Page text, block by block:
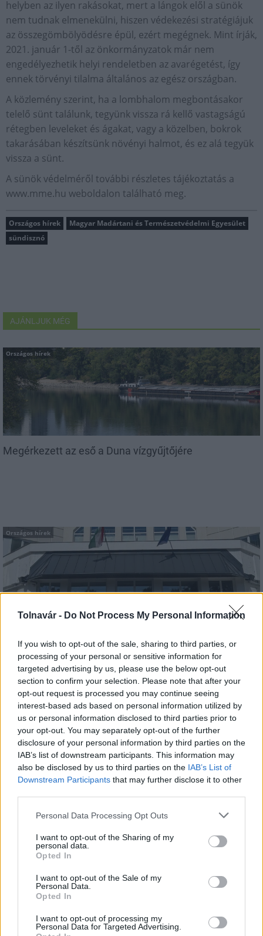
Tolnavár - Do Not Process My Personal Information
If you wish to opt-out of the sale, sharing to third parties, or
processing of your personal or sensitive information for
targeted advertising by us, please use the below opt-out
section to confirm your selection. Please note that after your
opt-out request is processed you may continue seeing
interest-based ads based on personal information utilized by
us or personal information disclosed to third parties prior to
your opt-out. You may separately opt-out of the further
disclosure of your personal information by third parties on the
IAB’s list of downstream participants. This information may
also be disclosed by us to third parties on the IAB’s List of
Downstream Participants that may further disclose it to other
Please note that this website/app uses one or more Google
not limited to your visit or usage behaviour. You may click to
grant or deny consent to Google and its third-party tags to
use your data for below specified purposes in below Google
consent section.
Personal Data Processing Opt Outs
I want to opt-out of the Sharing of my
personal data.
Opted In
I want to opt-out of the Sale of my
Personal Data.
Opted In
I want to opt-out of processing my
Personal Data for Targeted Advertising.
helyben az ilyen rakásokat, mert a lángok elől a sünök
nem tudnak elmenekülni, hiszen védekezési stratégiájuk
az összegömbölyödésre épül, ezért megégnek. Mint írják,
2021. január 1-től az önkormányzatok már nem
engedélyezhetik helyi rendeletben az avarégetést, így
ennek törvényi tilalma általános az egész országban.
A közlemény szerint, ha a lombhalom megbontásakor
telelő sünt találunk, tegyünk vissza rá kellő vastagságú
rétegben leveleket és ágakat, vagy a közelben, bokrok
takarásában készítsünk növényi halmot, és ez alá tegyük
vissza a sünt.
A sünök védelméről további részletes tájékoztatás a
www.mme.hu weboldalon található meg.
Országos hírek
Magyar Madártani és Természetvédelmi Egyesület
sündisznó
AJÁNLJUK MÉG
Országos hírek
Megérkezett az eső a Duna vízgyűjtőjére
Országos hírek
Gál Ferenc Egyetem
A lakosságra is fontos szerep hárul a szúnyoginvázió
elkerülésében
MAGYAR ÉPÍTŐK